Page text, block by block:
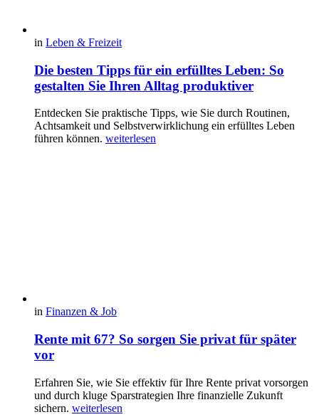
in Leben & Freizeit
Die besten Tipps für ein erfülltes Leben: So
gestalten Sie Ihren Alltag produktiver
Entdecken Sie praktische Tipps, wie Sie durch Routinen,
Achtsamkeit und Selbstverwirklichung ein erfülltes Leben
führen können. weiterlesen
in Finanzen & Job
Rente mit 67? So sorgen Sie privat für später
vor
Erfahren Sie, wie Sie effektiv für Ihre Rente privat vorsorgen
und durch kluge Sparstrategien Ihre finanzielle Zukunft
sichern. weiterlesen